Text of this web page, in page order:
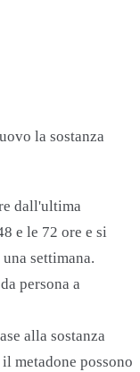
la sostanza
dall'ultima
e le 72 ore e si
settimana.
persona a
alla sostanza
metadone possono